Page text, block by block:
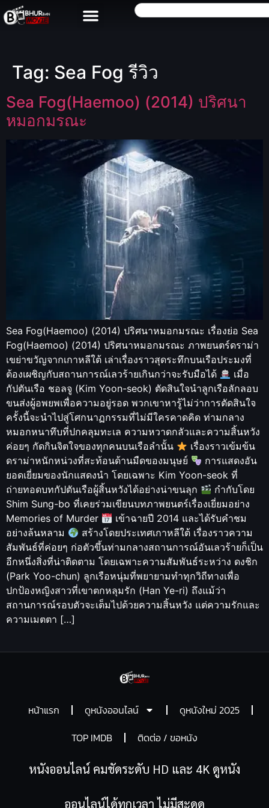
Tag: Sea Fog รีวิว
Sea Fog(Haemoo) (2014) ปริศนา
หมอกมรณะ
Sea Fog(Haemoo) (2014) ปริศนาหมอกมรณะ เรื่องย่อ Sea
Fog(Haemoo) (2014) ปริศนาหมอกมรณะ ภาพยนตร์ดราม่า
เขย่าขวัญจากเกาหลีใต้ เล่าเรื่องราวสุดระทึกบนเรือประมงที่
ต้องเผชิญกับสถานการณ์เลวร้ายเกินกว่าจะรับมือได้
เมื่อ
กัปตันเรือ ชอลจู (Kim Yoon-seok) ตัดสินใจนำลูกเรือลักลอบ
ขนส่งผู้อพยพเพื่อความอยู่รอด พวกเขาหารู้ไม่ว่าการตัดสินใจ
ครั้งนี้จะนำไปสู่โศกนาฏกรรมที่ไม่มีใครคาดคิด ท่ามกลาง
หมอกหนาทึบที่ปกคลุมทะเล ความหวาดกลัวและความสิ้นหวัง
ค่อยๆ กัดกินจิตใจของทุกคนบนเรือลำนั้น
เรื่องราวเข้มข้น
ดราม่าหนักหน่วงที่สะท้อนด้านมืดของมนุษย์
การแสดงอัน
ยอดเยี่ยมของนักแสดงนำ โดยเฉพาะ Kim Yoon-seok ที่
ถ่ายทอดบทกัปตันเรือผู้สิ้นหวังได้อย่างน่าขนลุก
กำกับโดย
Shim Sung-bo ที่เคยร่วมเขียนบทภาพยนตร์เรื่องเยี่ยมอย่าง
Memories of Murder
เข้าฉายปี 2014 และได้รับคำชม
อย่างล้นหลาม
สร้างโดยประเทศเกาหลีใต้ เรื่องราวความ
สัมพันธ์ที่ค่อยๆ ก่อตัวขึ้นท่ามกลางสถานการณ์อันเลวร้ายก็เป็น
อีกหนึ่งสิ่งที่น่าติดตาม โดยเฉพาะความสัมพันธ์ระหว่าง ดงชิก
(Park Yoo-chun) ลูกเรือหนุ่มที่พยายามทำทุกวิถีทางเพื่อ
ปกป้องหญิงสาวที่เขาตกหลุมรัก (Han Ye-ri) ถึงแม้ว่า
สถานการณ์รอบตัวจะเต็มไปด้วยความสิ้นหวัง แต่ความรักและ
ความเมตตา […]
หน้าแรก ดูหนังออนไลน์
ดูหนังใหม่ 2025
TOP IMDB
ติดต่อ / ขอหนัง
หนังออนไลน์ คมชัดระดับ HD และ 4K ดูหนัง
ออนไลน์ได้ทุกเวลา ไม่มีสะดุด